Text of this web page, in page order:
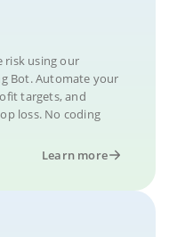
risk using our
Bot. Automate your
targets, and
loss. No coding
Learn more